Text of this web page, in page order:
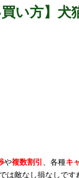
い方】犬
や複数割引 、各種キ
は敵なし損なしです